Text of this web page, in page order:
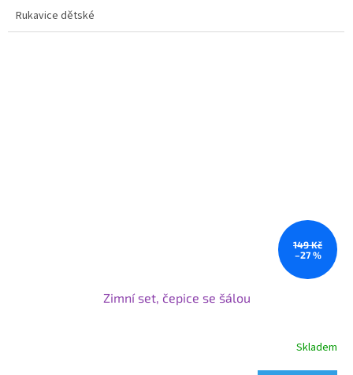
Rukavice dětské
149 Kč
–27 %
Zimní set, čepice se šálou
Skladem